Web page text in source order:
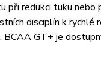
redukci tuku nebo
disciplín k rychlé
GT+ je